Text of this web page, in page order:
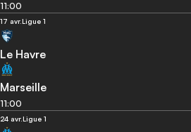
11:00
17 avr.Ligue 1
Le Havre
Marseille
11:00
24 avr.Ligue 1